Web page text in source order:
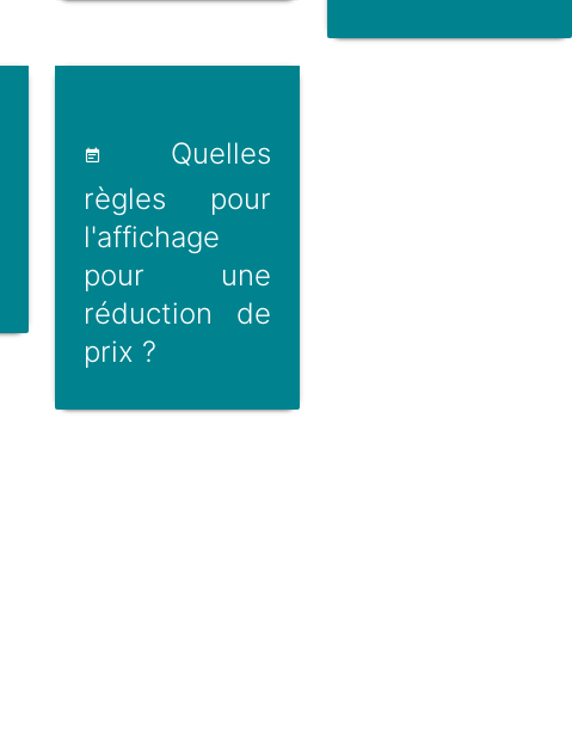
Quelles
règles pour
l'affichage
pour une
réduction de
prix ?